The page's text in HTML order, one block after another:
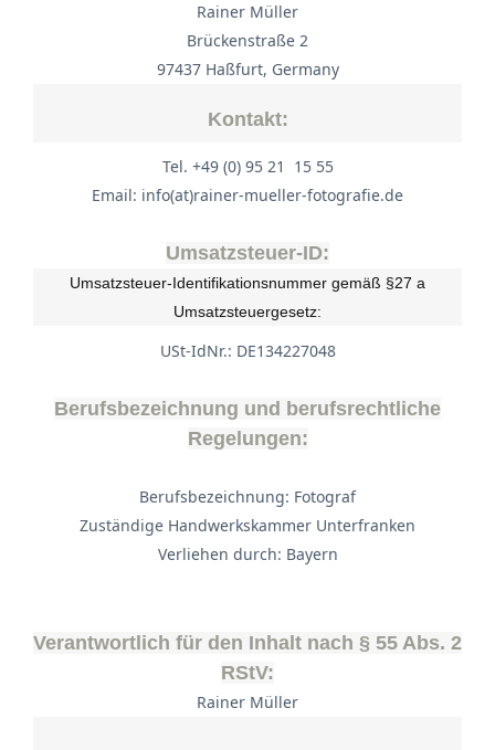
Rainer Müller
Brückenstraße 2
97437 Haßfurt, Germany
Kontakt:
Tel. +49 (0) 95 21 15 55
Email: info(at)rainer-mueller-fotografie.de
Umsatzsteuer-ID:
Umsatzsteuer-Identifikationsnummer gemäß §27 a
Umsatzsteuergesetz:
USt-IdNr.: DE134227048
Berufsbezeichnung und berufsrechtliche
Regelungen:
Berufsbezeichnung: Fotograf
Zuständige Handwerkskammer Unterfranken
Verliehen durch: Bayern
Verantwortlich für den Inhalt nach § 55 Abs. 2
RStV:
Rainer Müller